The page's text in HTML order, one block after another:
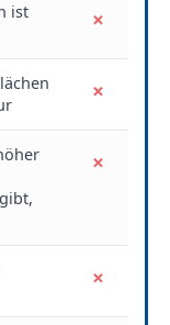
ist
×
×
×
×